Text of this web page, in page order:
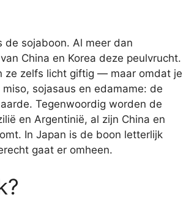
de sojaboon. Al meer dan
China en Korea deze peulvrucht.
ze zelfs licht giftig — maar omdat je
sojasaus en edamame: de
Tegenwoordig worden de
en Argentinië, al zijn China en
In Japan is de boon letterlijk
gaat er omheen.